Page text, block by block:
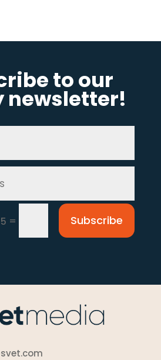
to our
newsletter!
= Subscribe